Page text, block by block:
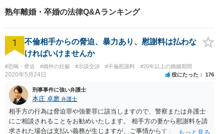
熟年離婚・卒婚の法律Q&Aランキング
1
不倫相手からの脅迫、暴力あり、慰謝料は払わな
ければいけませんか
#恐喝・脅迫 #婚外の妊娠 #示談交渉 #不倫慰謝料 #20年以上の婚姻期間
2020年5月24日 役にたった 176
刑事事件に強い弁護士
本庄 卓磨 弁護士
相手方の行為は脅迫罪や強要罪に該当しますので、警察または弁護士
にご相談されることをお勧めいたします。 相手方の妻から慰謝料を請
求された場合は支払い義務が生じますが、ご事情からすると減額交渉